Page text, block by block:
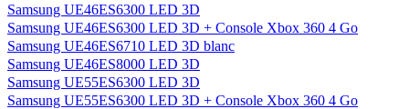
Samsung UE46ES6300 LED 3D
Samsung UE46ES6300 LED 3D + Console Xbox 360 4 Go
Samsung UE46ES6710 LED 3D blanc
Samsung UE46ES8000 LED 3D
Samsung UE55ES6300 LED 3D
Samsung UE55ES6300 LED 3D + Console Xbox 360 4 Go